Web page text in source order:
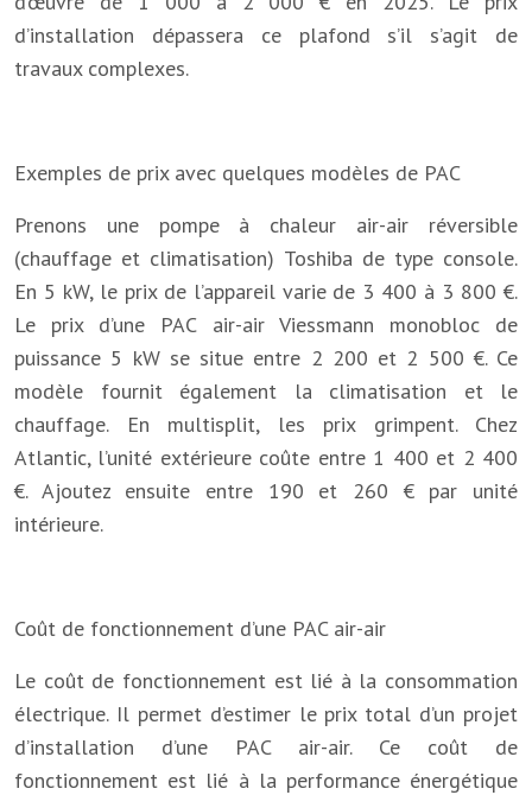
d’installation dépassera ce plafond s’il s’agit de
travaux complexes.
Exemples de prix avec quelques modèles de PAC
Prenons une pompe à chaleur air-air réversible
(chauffage et climatisation) Toshiba de type console.
En 5 kW, le prix de l’appareil varie de 3 400 à 3 800 €.
Le prix d’une PAC air-air Viessmann monobloc de
puissance 5 kW se situe entre 2 200 et 2 500 €. Ce
modèle fournit également la climatisation et le
chauffage. En multisplit, les prix grimpent. Chez
Atlantic, l’unité extérieure coûte entre 1 400 et 2 400
€. Ajoutez ensuite entre 190 et 260 € par unité
intérieure.
Coût de fonctionnement d’une PAC air-air
Le coût de fonctionnement est lié à la consommation
électrique. Il permet d’estimer le prix total d’un projet
d’installation d’une PAC air-air. Ce coût de
fonctionnement est lié à la performance énergétique